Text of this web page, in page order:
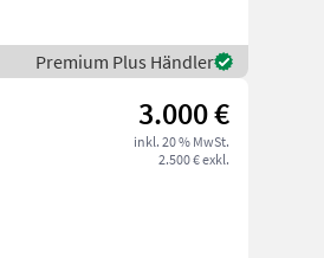
Premium Plus Händler
3.000 €
inkl. 20 % MwSt.
2.500 € exkl.